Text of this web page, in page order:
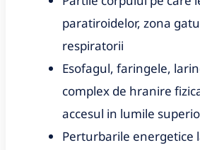
paratiroidelor, zona
respiratorii
Esofagul, faringele,
complex de hranire
accesul in lumile
Perturbarile energetice